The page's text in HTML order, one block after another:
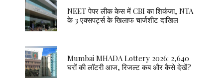
NEET पेपर लीक केस में CBI का शिकंजा, NTA
के 3 एक्सपर्ट्स के खिलाफ चार्जशीट दाखिल
Mumbai MHADA Lottery 2026: 2,640
घरों की लॉटरी आज, रिजल्ट कब और कैसे देखें?